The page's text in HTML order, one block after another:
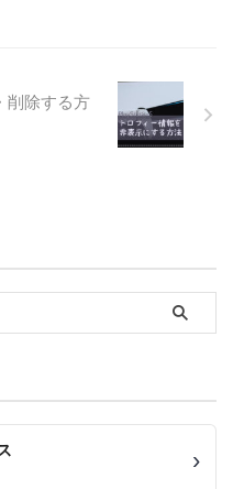
削除する方